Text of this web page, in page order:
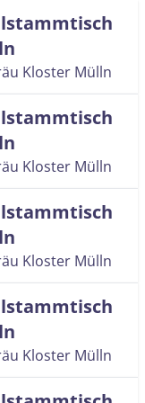
Kloster Mülln
Kloster Mülln
Kloster Mülln
Kloster Mülln